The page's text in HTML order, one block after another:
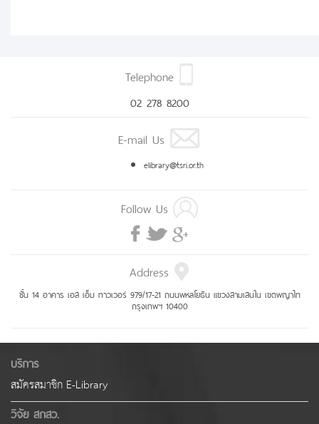
Telephone
02 278 8200
E-mail Us
elibrary@tsri.or.th
Follow Us
Address
ชั้น 14 อาคาร เอส เอ็ม ทาวเวอร์ 979/17-21 ถนนพหลโยธิน แขวงสามเสนใน เขตพญาไท
กรุงเทพฯ 10400
บริการ
สมัครสมาชิก E-Library
วิจัย สกสว.